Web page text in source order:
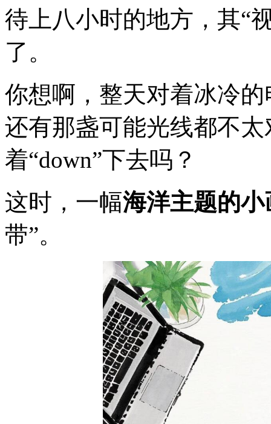
待上八小时的地方，其“
了。
你想啊，整天对着冰冷
还有那盏可能光线都不
着“down”下去吗？
这时，一幅海洋主题的小
带”。